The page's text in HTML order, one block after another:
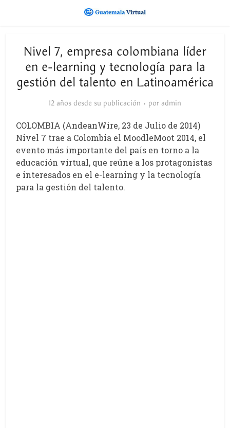
Nivel 7, empresa colombiana líder
en e-learning y tecnología para la
gestión del talento en Latinoamérica
12 años desde su publicación por admin
COLOMBIA (AndeanWire, 23 de Julio de 2014)
Nivel 7 trae a Colombia el MoodleMoot 2014, el
evento más importante del país en torno a la
educación virtual, que reúne a los protagonistas
e interesados en el e-learning y la tecnología
para la gestión del talento.